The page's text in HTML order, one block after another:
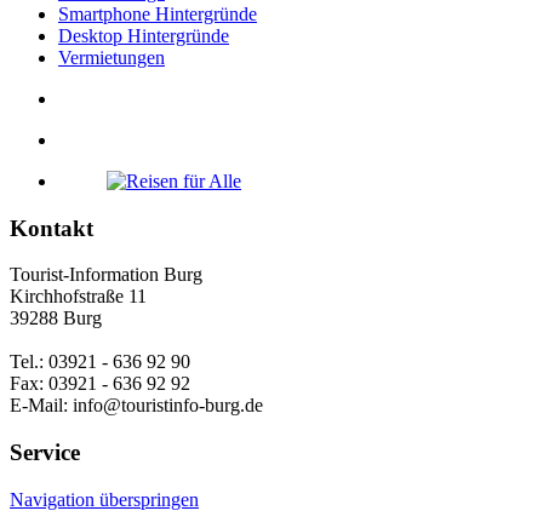
Smartphone Hintergründe
Desktop Hintergründe
Vermietungen
Kontakt
Tourist-Information Burg
Kirchhofstraße 11
39288 Burg
Tel.: 03921 - 636 92 90
Fax: 03921 - 636 92 92
E-Mail: info@touristinfo-burg.de
Service
Navigation überspringen